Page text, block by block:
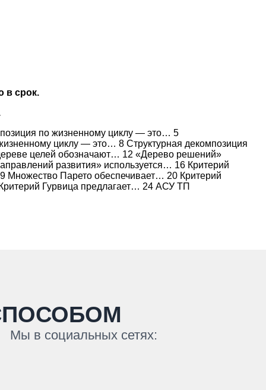
в срок.
по жизненному циклу — это… 5
циклу — это… 8 Структурная декомпозиция
целей обозначают… 12 «Дерево решений»
развития» используется… 16 Критерий
Множество Парето обеспечивает… 20 Критерий
Гурвица предлагает… 24 АСУ ТП
Мы в социальных сетях: